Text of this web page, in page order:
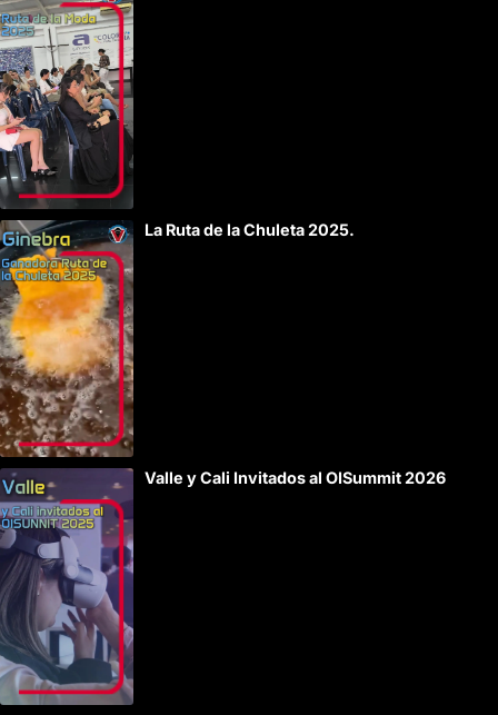
La Ruta de la Chuleta 2025.
Valle y Cali Invitados al OISummit 2026